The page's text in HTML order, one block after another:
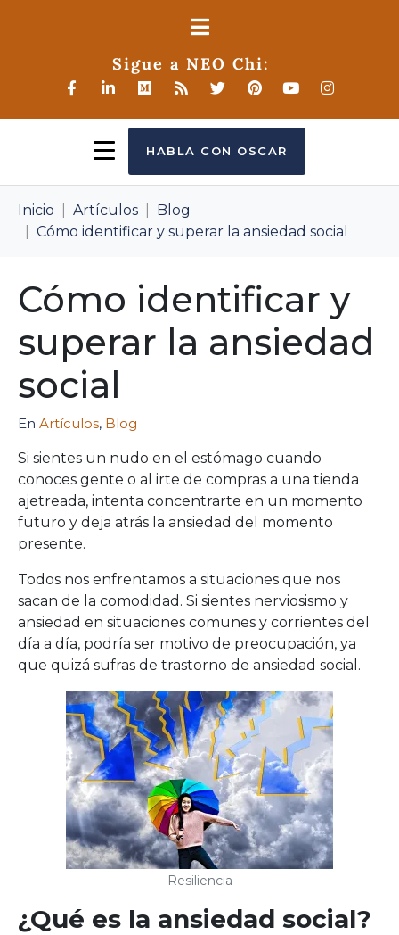
Sigue a NEO Chi:
HABLA CON OSCAR
Inicio Artículos
Blog
Cómo identificar y superar la ansiedad social
Cómo identificar y
superar la ansiedad
social
En Artículos, Blog
Si sientes un nudo en el estómago cuando
conoces gente o al irte de compras a una tienda
ajetreada, intenta concentrarte en un momento
futuro y deja atrás la ansiedad del momento
presente.
Todos nos enfrentamos a situaciones que nos
sacan de la comodidad. Si sientes nerviosismo y
ansiedad en situaciones comunes y corrientes del
día a día, podría ser motivo de preocupación, ya
que quizá sufras de trastorno de ansiedad social.
Resiliencia
¿Qué es la ansiedad social?